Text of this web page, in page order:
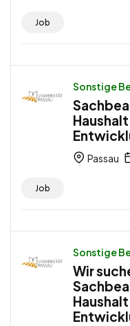
Job
Sonstige
Passau
Job
Sonstige
Wir